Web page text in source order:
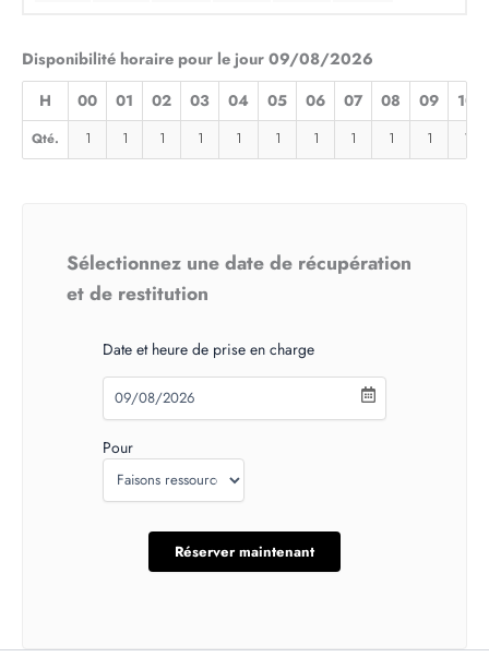
Disponibilité horaire pour le jour 09/08/2026
H 00 01 02 03 04 05 06 07 08 09 10
Qté. 1 1 1 1 1 1 1 1 1 1 1
Sélectionnez une date de récupération
et de restitution
Date et heure de prise en charge
Pour